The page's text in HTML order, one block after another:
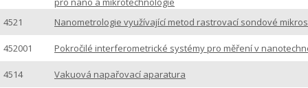
4521
Nanometrologie využívající metod rastrovací sondové
452001 Pokročilé interferometrické systémy pro měření v
4514 Vakuová napařovací aparatura